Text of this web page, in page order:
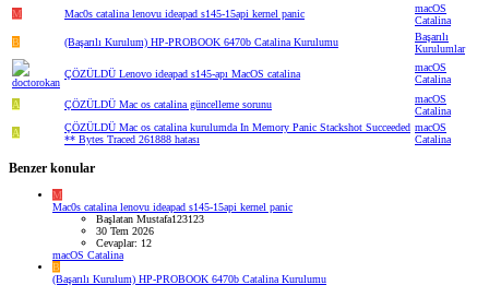
M
Mac0s catalina lenovu ideapad s145-15api kernel panic
macOS
Catalina
B
(Başarılı Kurulum) HP-PROBOOK 6470b Catalina Kurulumu
Başarılı
Kurulumlar
ÇÖZÜLDÜ Lenovo ideapad s145-apı MacOS catalina
macOS
Catalina
A ÇÖZÜLDÜ Mac os catalina güncelleme sorunu
macOS
Catalina
A
ÇÖZÜLDÜ Mac os catalina kurulumda In Memory Panic Stackshot Succeeded
** Bytes Traced 261888 hatası
macOS
Catalina
Benzer konular
M
Mac0s catalina lenovu ideapad s145-15api kernel panic
Başlatan Mustafa123123
30 Tem 2026
Cevaplar: 12
macOS Catalina
B
(Başarılı Kurulum) HP-PROBOOK 6470b Catalina Kurulumu